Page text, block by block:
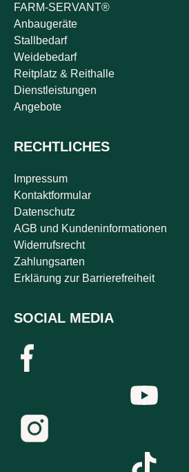
FARM-SERVANT®
Anbaugeräte
Stallbedarf
Weidebedarf
Reitplatz & Reithalle
Dienstleistungen
Angebote
RECHTLICHES
Impressum
Kontaktformular
Datenschutz
AGB und Kundeninformationen
Widerrufsrecht
Zahlungsarten
Erklärung zur Barrierefreiheit
SOCIAL MEDIA